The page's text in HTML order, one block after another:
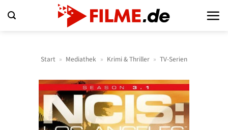
Inhalt
Start » Mediathek » Krimi & Thriller » TV-Serien